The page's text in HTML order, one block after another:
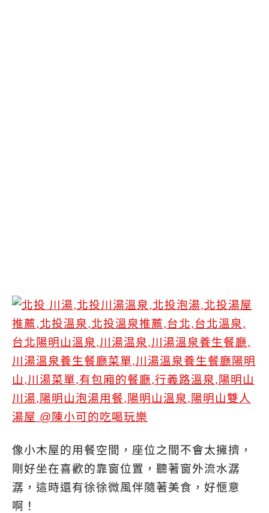
像小木屋的用餐空間，座位之間不會太擁擠，
剛好坐在喜歡的靠窗位置，聽著窗外流水潺
潺，這時還有徐徐微風伴隨著美食，好愜意
啊！